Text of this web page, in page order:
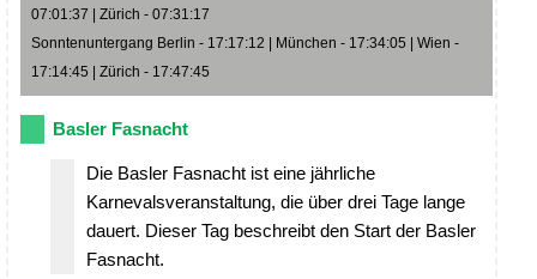
07:01:37 | Zürich - 07:31:17
Sonntenuntergang Berlin - 17:17:12 | München - 17:34:05 | Wien -
17:14:45 | Zürich - 17:47:45
Basler Fasnacht
Die Basler Fasnacht ist eine jährliche
Karnevalsveranstaltung, die über drei Tage lange
dauert. Dieser Tag beschreibt den Start der Basler
Fasnacht.